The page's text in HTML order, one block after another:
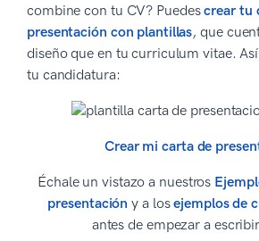
combine con tu CV? Puedescrear tu
presentación con plantillas, que
diseño que en tu curriculum vitae.
tu candidatura:
Crear mi carta de
Échale un vistazo a nuestros
presentación y a losejemplos de
antes de empezar a